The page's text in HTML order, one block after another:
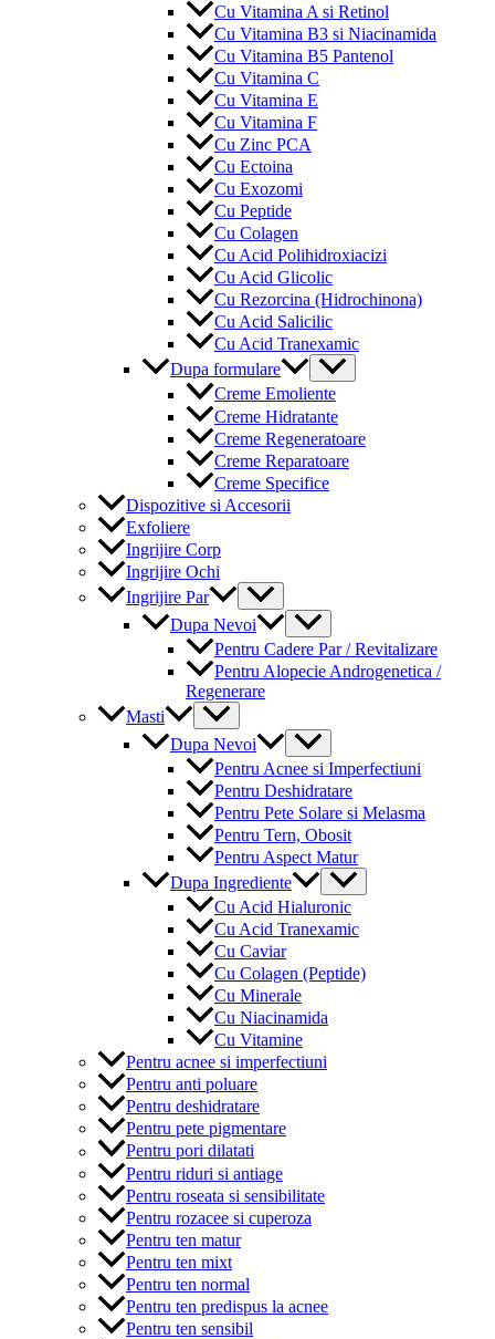
Cu Vitamina A si Retinol
Cu Vitamina B3 si Niacinamida
Cu Vitamina B5 Pantenol
Cu Vitamina C
Cu Vitamina E
Cu Vitamina F
Cu Zinc PCA
Cu Ectoina
Cu Exozomi
Cu Peptide
Cu Colagen
Cu Acid Polihidroxiacizi
Cu Acid Glicolic
Cu Rezorcina (Hidrochinona)
Cu Acid Salicilic
Cu Acid Tranexamic
Dupa formulare
Menu
Toggle
Creme Emoliente
Creme Hidratante
Creme Regeneratoare
Creme Reparatoare
Creme Specifice
Dispozitive si Accesorii
Exfoliere
Ingrijire Corp
Ingrijire Ochi
Ingrijire Par
Menu
Toggle
Dupa Nevoi
Menu
Toggle
Pentru Cadere Par / Revitalizare
Pentru Alopecie Androgenetica /
Regenerare
Masti
Menu
Toggle
Dupa Nevoi
Menu
Toggle
Pentru Acnee si Imperfectiuni
Pentru Deshidratare
Pentru Pete Solare si Melasma
Pentru Tern, Obosit
Pentru Aspect Matur
Dupa Ingrediente
Menu
Toggle
Cu Acid Hialuronic
Cu Acid Tranexamic
Cu Caviar
Cu Colagen (Peptide)
Cu Minerale
Cu Niacinamida
Cu Vitamine
Pentru acnee si imperfectiuni
Pentru anti poluare
Pentru deshidratare
Pentru pete pigmentare
Pentru pori dilatati
Pentru riduri si antiage
Pentru roseata si sensibilitate
Pentru rozacee si cuperoza
Pentru ten matur
Pentru ten mixt
Pentru ten normal
Pentru ten predispus la acnee
Pentru ten sensibil